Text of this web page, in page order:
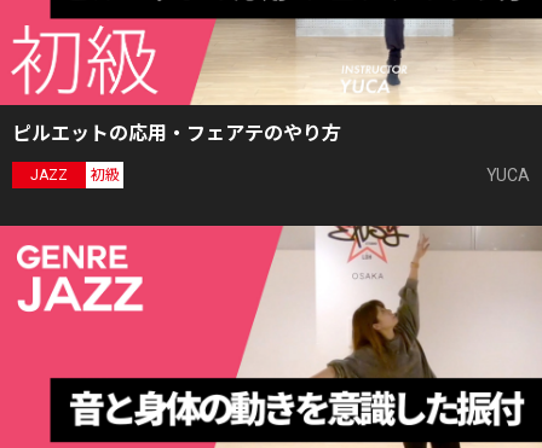
ピルエットの応用・フェアテのやり方
JAZZ 初級 YUCA